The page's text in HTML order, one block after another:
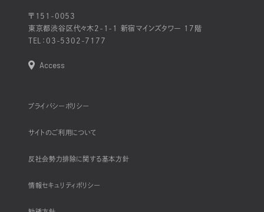
〒151-0053
東京都渋谷区代々木2-1-1 新宿マインズタワー 17階
TEL： 03-5302-7177
Access
プライバシーポリシー
サイトのご利用について
反社会勢力排除に関する基本方針
情報セキュリティポリシー